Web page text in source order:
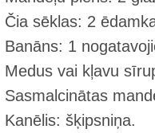
Čia sēklas: 2
Banāns: 1
Medus vai kļavu
Sasmalcinātas
Kanēlis: šķipsniņa.